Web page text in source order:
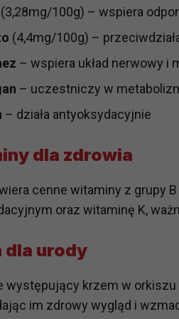
(3,28mg/100g) – wspiera
(4,4mg/100g) –
– wspiera układ nerwowy i
– uczestniczy w
– działa antyoksydacyjnie
dla zdrowia
cenne witaminy z grupy B
oraz witaminę K,
dla urody
występujący krzem w orkiszu
im zdrowy wygląd i
potrzebom
Komu możemy przekazać
Zgodnie z obowiązującym
obowiązującego prawa np. sądy
prawną. Pragniemy też
Jakie masz prawa w stosunku
także wycofać zgodę na
szczegółowo tutaj.
Jakie są podstawy prawne
Podstawą prawną przetwarzania
analizowania ich i